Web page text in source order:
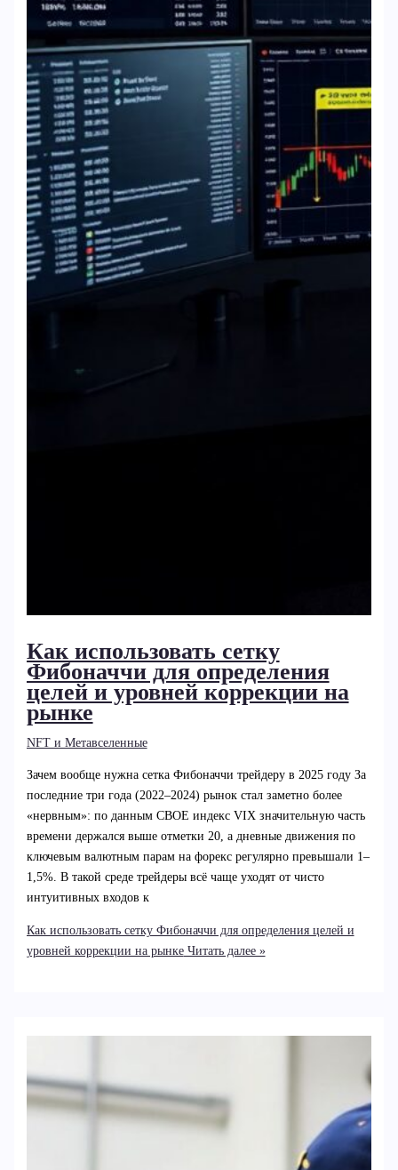
Как использовать сетку
Фибоначчи для определения
целей и уровней коррекции на
рынке
NFT и Метавселенные
Зачем вообще нужна сетка Фибоначчи трейдеру в 2025 году За
последние три года (2022–2024) рынок стал заметно более
«нервным»: по данным CBOE индекс VIX значительную часть
времени держался выше отметки 20, а дневные движения по
ключевым валютным парам на форекс регулярно превышали 1–
1,5%. В такой среде трейдеры всё чаще уходят от чисто
интуитивных входов к
Как использовать сетку Фибоначчи для определения целей и
уровней коррекции на рынкеЧитать далее »